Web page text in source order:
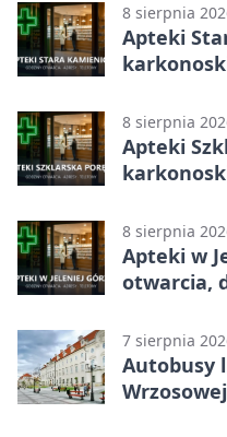
8 sierpnia
Apteki
8 sierpnia
Apteki
8 sierpnia
Apteki w
otwarcia,
7 sierpnia
Autobusy